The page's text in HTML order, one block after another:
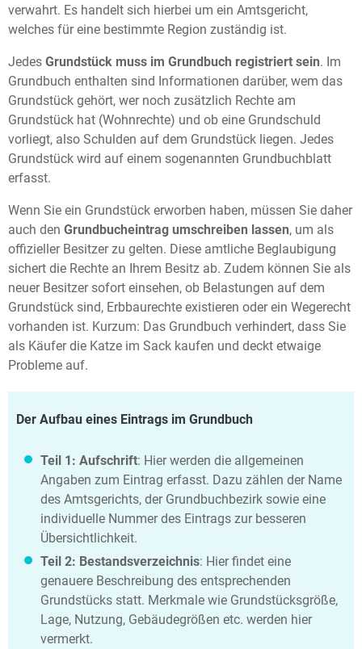
verwahrt. Es handelt sich hierbei um ein Amtsgericht,
welches für eine bestimmte Region zuständig ist.
Jedes Grundstück muss im Grundbuch registriert sein. Im
Grundbuch enthalten sind Informationen darüber, wem das
Grundstück gehört, wer noch zusätzlich Rechte am
Grundstück hat (Wohnrechte) und ob eine Grundschuld
vorliegt, also Schulden auf dem Grundstück liegen. Jedes
Grundstück wird auf einem sogenannten Grundbuchblatt
erfasst.
Wenn Sie ein Grundstück erworben haben, müssen Sie daher
auch den Grundbucheintrag umschreiben lassen, um als
offizieller Besitzer zu gelten. Diese amtliche Beglaubigung
sichert die Rechte an Ihrem Besitz ab. Zudem können Sie als
neuer Besitzer sofort einsehen, ob Belastungen auf dem
Grundstück sind, Erbbaurechte existieren oder ein Wegerecht
vorhanden ist. Kurzum: Das Grundbuch verhindert, dass Sie
als Käufer die Katze im Sack kaufen und deckt etwaige
Probleme auf.
Der Aufbau eines Eintrags im Grundbuch
Teil 1: Aufschrift: Hier werden die allgemeinen
Angaben zum Eintrag erfasst. Dazu zählen der Name
des Amtsgerichts, der Grundbuchbezirk sowie eine
individuelle Nummer des Eintrags zur besseren
Übersichtlichkeit.
Teil 2: Bestandsverzeichnis: Hier findet eine
genauere Beschreibung des entsprechenden
Grundstücks statt. Merkmale wie Grundstücksgröße,
Lage, Nutzung, Gebäudegrößen etc. werden hier
vermerkt.